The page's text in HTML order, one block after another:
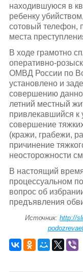
находившуюся в
ребенку
сотовый телефон,
места
В ходе грамотно
оперативно-
ОМВД России по
установлено и
совершению
летний местный
привлекавшийся к
совершение
(кражи, грабежи,
причинение
неосторожности
В настоящий
процессуальном
вопрос об
предъявления
Источник:http://